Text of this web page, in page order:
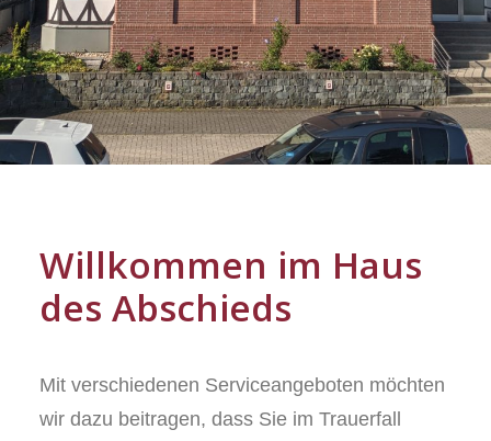
Willkommen im Haus
des Abschieds
Mit verschiedenen Serviceangeboten möchten
wir dazu beitragen, dass Sie im Trauerfall